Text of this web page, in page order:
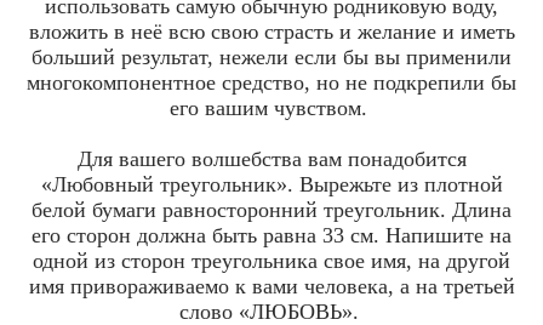
использовать самую обычную родниковую воду,
вложить в неё всю свою страсть и желание и иметь
больший результат, нежели если бы вы применили
многокомпонентное средство, но не подкрепили бы
его вашим чувством.
Для вашего волшебства вам понадобится
«Любовный треугольник». Вырежьте из плотной
белой бумаги равносторонний треугольник. Длина
его сторон должна быть равна 33 см. Напишите на
одной из сторон треугольника свое имя, на другой
имя привораживаемо к вами человека, а на третьей
слово «ЛЮБОВЬ».